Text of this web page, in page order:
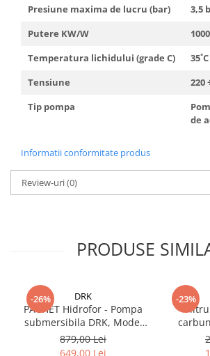
Presiune maxima de lucru (bar)
3,5
Putere KW/W
Temperatura lichidului (grade C)
35˚C
Tensiune
220
Tip pompa
de
Informatii conformitate produs
Review-uri(0)
PRODUSE
-26% DRK
PACHET Hidrofor - Pompa
submersibila DRK, Model
4STM4-8, putere 1.8 kW,
debit 5m3/h, 8 turbine +
879,00 Lei
649,00 Lei
-23%